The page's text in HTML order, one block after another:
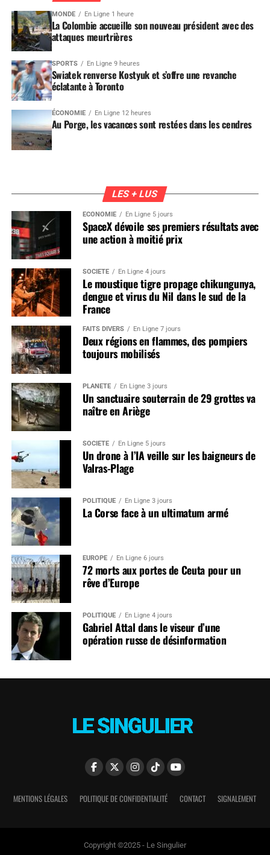
MONDE En Ligne 1 heure
La Colombie accueille son nouveau président avec des
attaques meurtrières
SPORTS En Ligne 9 heures
Swiatek renverse Kostyuk et s’offre une revanche
éclatante à Toronto
ÉCONOMIE En Ligne 12 heures
Au Porge, les vacances sont restées dans les cendres
LES + LUS
ÉCONOMIE En Ligne 5 jours
SpaceX dévoile ses premiers résultats avec
une action à moitié prix
SOCIÉTÉ En Ligne 4 jours
Le moustique tigre propage chikungunya,
dengue et virus du Nil dans le sud de la
France
FAITS DIVERS En Ligne 7 jours
Deux régions en flammes, des pompiers
toujours mobilisés
PLANÈTE En Ligne 3 jours
Un sanctuaire souterrain de 29 grottes va
naître en Ariège
SOCIÉTÉ En Ligne 5 jours
Un drone à l’IA veille sur les baigneurs de
Valras-Plage
POLITIQUE En Ligne 3 jours
La Corse face à un ultimatum armé
EUROPE En Ligne 6 jours
72 morts aux portes de Ceuta pour un
rêve d’Europe
POLITIQUE En Ligne 4 jours
Gabriel Attal dans le viseur d’une
opération russe de désinformation
MENTIONS LÉGALES POLITIQUE DE CONFIDENTIALITÉ CONTACT SIGNALEMENT
Copyright ©2025 - Le Singulier